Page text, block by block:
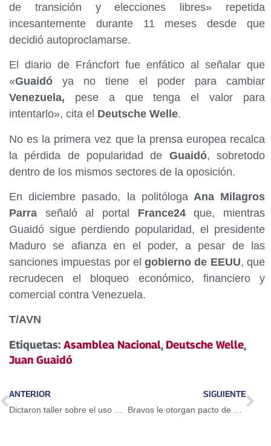
de transición y elecciones libres» repetida
incesantemente durante 11 meses desde que
decidió autoproclamarse.
El diario de Fráncfort fue enfático al señalar que
«Guaidó ya no tiene el poder para cambiar
Venezuela, pese a que tenga el valor para
intentarlo», cita el Deutsche Welle.
No es la primera vez que la prensa europea recalca
la pérdida de popularidad de Guaidó, sobretodo
dentro de los mismos sectores de la oposición.
En diciembre pasado, la politólogaAna Milagros
Parra señaló al portal France24que, mientras
Guaidó sigue perdiendo popularidad, el presidente
Maduro se afianza en el poder, a pesar de las
sanciones impuestas por elgobierno de EEUU, que
recrudecen el bloqueo económico, financiero y
comercial contra Venezuela.
T/AVN
Etiquetas: Asamblea Nacional, Deutsche Welle,
Juan Guaidó
ANTERIOR SIGUIENTE